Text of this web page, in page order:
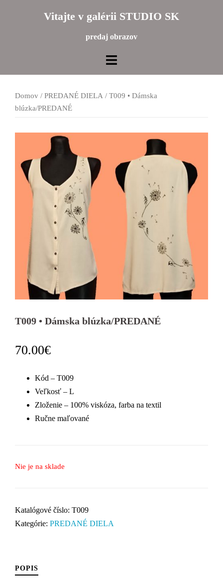
Vitajte v galérii STUDIO SK
predaj obrazov
Domov / PREDANÉ DIELA / T009 • Dámska
blúzka/PREDANÉ
T009 • Dámska blúzka/PREDANÉ
70.00€
Kód – T009
Veľkosť – L
Zloženie – 100% viskóza, farba na textil
Ručne maľované
Nie je na sklade
Katalógové číslo: T009
Kategórie: PREDANÉ DIELA
POPIS